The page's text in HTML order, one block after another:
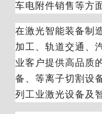
车电附件销售等方
在激光智能装备制
加工、轨道交通、
业客户提供高品质
备、等离子切割设
列工业激光设备及